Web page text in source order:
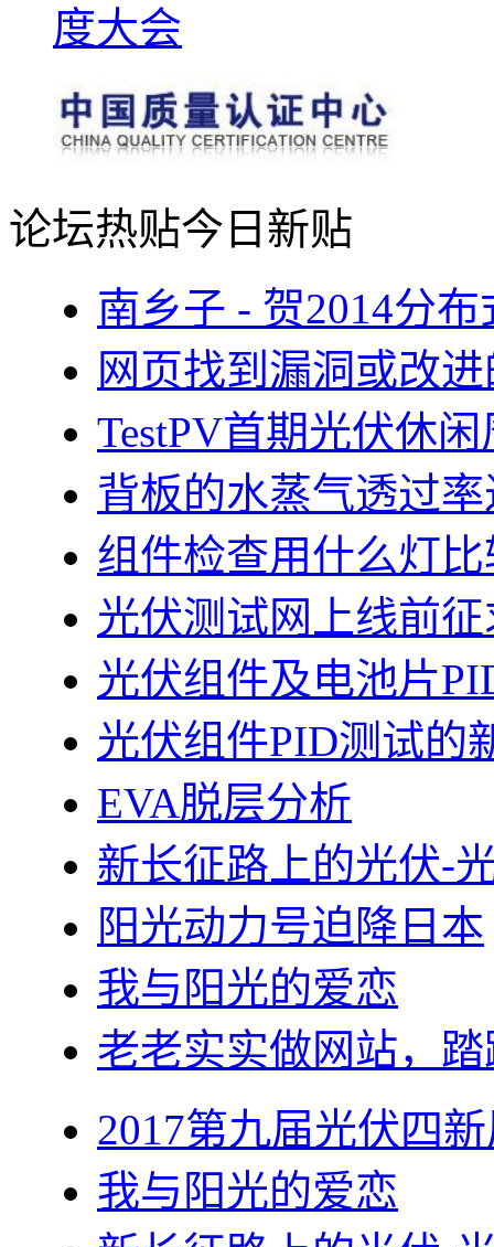
论坛热贴今日新贴
南乡子 - 贺2014分
网页找到漏洞或改
TestPV首期光伏休
背板的水蒸气透过
组件检查用什么灯
光伏测试网上线前
光伏组件及电池片
光伏组件PID测试的
EVA脱层分析
新长征路上的光伏-
阳光动力号迫降日本
我与阳光的爱恋
老老实实做网站，
2017第九届光伏四
我与阳光的爱恋